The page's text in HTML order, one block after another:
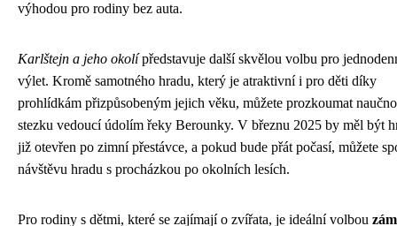
výhodou pro rodiny bez auta.
Karlštejn a jeho okolípředstavuje další skvělou volbu pro
výlet. Kromě samotného hradu, který je atraktivní i pro děti díky
prohlídkám přizpůsobeným jejich věku, můžete prozkoumat
stezku vedoucí údolím řeky Berounky. V březnu 2025 by měl být
již otevřen po zimní přestávce, a pokud bude přát počasí, můžete
návštěvu hradu s procházkou po okolních lesích.
Pro rodiny s dětmi, které se zajímají o zvířata, je ideální volbou